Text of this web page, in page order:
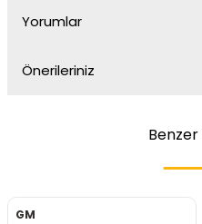
Yorumlar
Önerileriniz
Benzer
GM